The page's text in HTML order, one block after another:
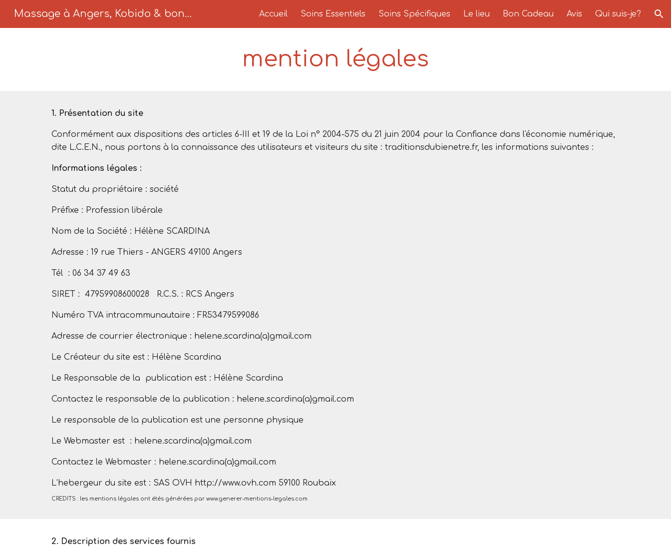
Skip to main content Skip to navigation
Massage à Angers, Kobido & bons cadeaux | Traditions du Bien-être Accueil Soins Essentiels Soins Spécifiques Le lieu Bon Cadeau Avis Qui suis-je?
mention légales
1. Présentation du site
Conformément aux dispositions des articles 6-III et 19 de la Loi n° 2004-575 du 21 juin 2004 pour la Confiance dans l'économie numérique,
dite L.C.E.N., nous portons à la connaissance des utilisateurs et visiteurs du site : traditionsdubienetre.fr, les informations suivantes :
Informations légales :
Statut du propriétaire : société
Préfixe : Profession libérale
Nom de la Société : Hélène SCARDINA
Adresse : 19 rue Thiers - ANGERS 49100 Angers
Tél : 06 34 37 49 63
SIRET : 47959908600028 R.C.S. : RCS Angers
Numéro TVA intracommunautaire : FR53479599086
Adresse de courrier électronique : helene.scardina(a)gmail.com
Le Créateur du site est : Hélène Scardina
Le Responsable de la publication est : Hélène Scardina
Contactez le responsable de la publication : helene.scardina(a)gmail.com
Le responsable de la publication est une personne physique
Le Webmaster est : helene.scardina(a)gmail.com
Contactez le Webmaster : helene.scardina(a)gmail.com
L’hebergeur du site est : SAS OVH http://www.ovh.com 59100 Roubaix
CREDITS : les mentions légales ont étés générées par www.generer-mentions-legales.com
2. Description des services fournis